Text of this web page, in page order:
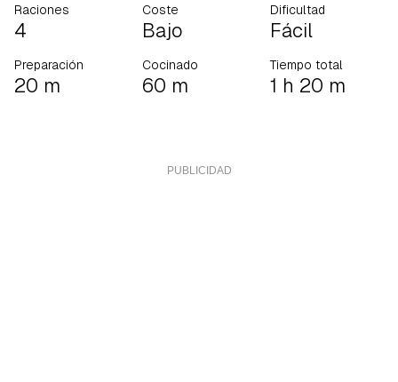
Raciones
4
Coste
Bajo
Dificultad
Fácil
Preparación
20 m
Cocinado
60 m
Tiempo total
1 h 20 m